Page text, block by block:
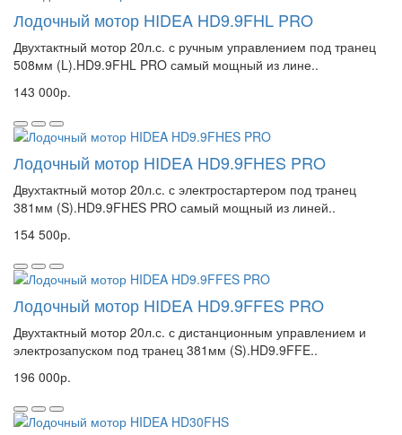
Лодочный мотор HIDEA HD9.9FHL PRO
Двухтактный мотор 20л.с. с ручным управлением под транец
508мм (L).HD9.9FHL PRO самый мощный из лине..
143 000р.
Лодочный мотор HIDEA HD9.9FHES PRO
Двухтактный мотор 20л.с. с электростартером под транец
381мм (S).HD9.9FHES PRO самый мощный из линей..
154 500р.
Лодочный мотор HIDEA HD9.9FFES PRO
Двухтактный мотор 20л.с. с дистанционным управлением и
электрозапуском под транец 381мм (S).HD9.9FFE..
196 000р.